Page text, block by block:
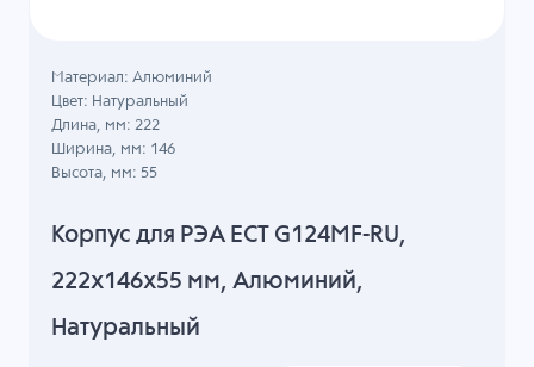
Корпус для РЭА ECT G124MF-RU,
222x146x55 мм, Алюминий,
Натуральный
Материал: Алюминий
Цвет: Натуральный
Длина, мм: 222
Ширина, мм: 146
Высота, мм: 55